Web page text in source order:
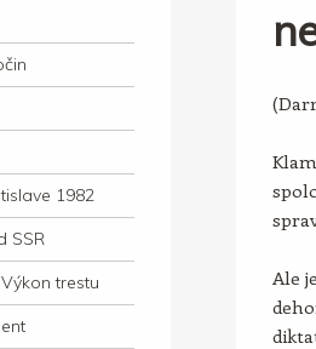
1982
SSR
trestu
Ale